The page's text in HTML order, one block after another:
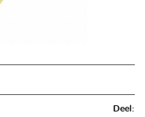
Deel: